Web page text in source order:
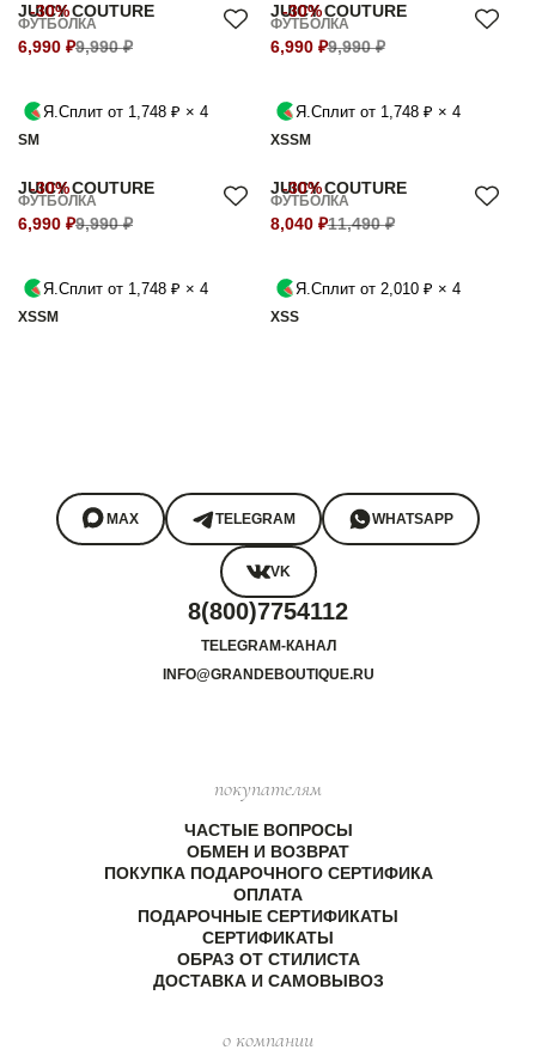
-30%
JUICY COUTURE
ФУТБОЛКА
6,990 ₽9,990 ₽
Я.Сплит от 1,748 ₽ × 4
SM
-30%
JUICY COUTURE
ФУТБОЛКА
6,990 ₽9,990 ₽
Я.Сплит от 1,748 ₽ × 4
XSSM
-30%
JUICY COUTURE
ФУТБОЛКА
6,990 ₽9,990 ₽
Я.Сплит от 1,748 ₽ × 4
XSSM
-30%
JUICY COUTURE
ФУТБОЛКА
8,040 ₽11,490 ₽
Я.Сплит от 2,010 ₽ × 4
XSS
MAX TELEGRAM WHATSAPP
VK
8(800)7754112
TELEGRAM-КАНАЛ
INFO@GRANDEBOUTIQUE.RU
покупателям
ЧАСТЫЕ ВОПРОСЫ
ОБМЕН И ВОЗВРАТ
ПОКУПКА ПОДАРОЧНОГО СЕРТИФИКА
ОПЛАТА
ПОДАРОЧНЫЕ СЕРТИФИКАТЫ
СЕРТИФИКАТЫ
ОБРАЗ ОТ СТИЛИСТА
ДОСТАВКА И САМОВЫВОЗ
о компании